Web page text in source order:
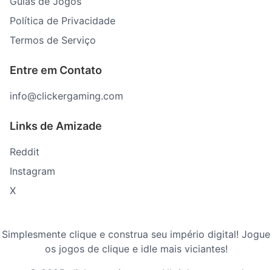
Política de Privacidade
Termos de Serviço
Entre em Contato
info@clickergaming.com
Links de Amizade
Reddit
Instagram
X
Simplesmente clique e construa seu império digital! Jogue
os jogos de clique e idle mais viciantes!